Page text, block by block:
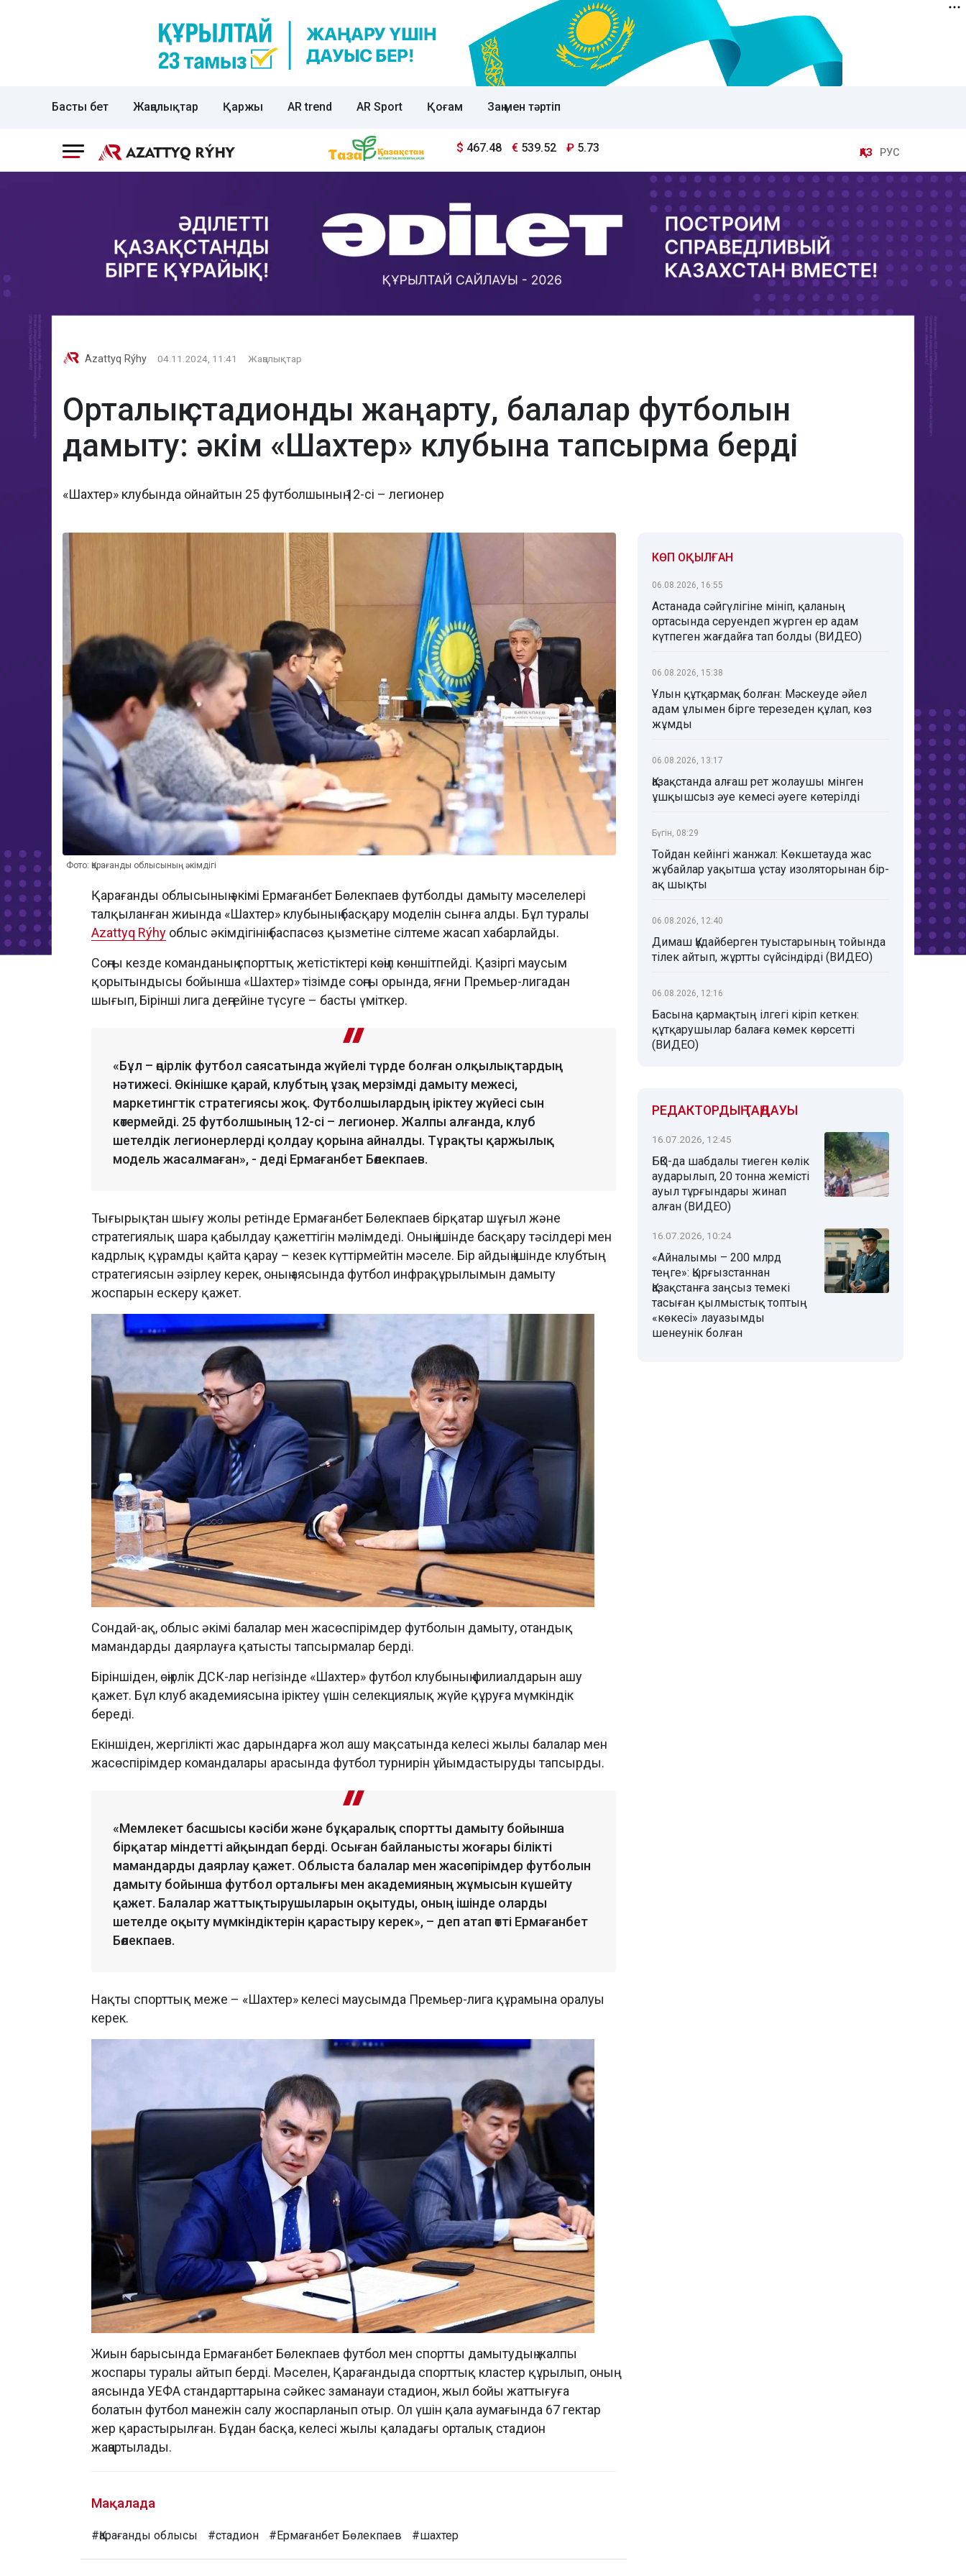
Басты бет Жаңалықтар Қаржы AR trend AR Sport Қоғам Заң мен тәртіп
$ 467.48 € 539.52 ₽ 5.73 ҚАЗ РУС
Azattyq Rýhy 04.11.2024, 11:41 Жаңалықтар
Орталық стадионды жаңарту, балалар футболын
дамыту: әкім «Шахтер» клубына тапсырма берді
«Шахтер» клубында ойнайтын 25 футболшының 12-сі – легионер
Фото: Қарағанды облысының әкімдігі
Қарағанды облысының әкімі Ермағанбет Бөлекпаев футболды дамыту мәселелері
талқыланған жиында «Шахтер» клубының басқару моделін сынға алды. Бұл туралы
Azattyq Rýhy облыс әкімдігінің баспасөз қызметіне сілтеме жасап хабарлайды.
Соңғы кезде команданың спорттық жетістіктері көңіл көншітпейді. Қазіргі маусым
қорытындысы бойынша «Шахтер» тізімде соңғы орында, яғни Премьер-лигадан
шығып, Бірінші лига деңгейіне түсуге – басты үміткер.
«Бұл – өңірлік футбол саясатында жүйелі түрде болған олқылықтардың
нәтижесі. Өкінішке қарай, клубтың ұзақ мерзімді дамыту межесі,
маркетингтік стратегиясы жоқ. Футболшылардың іріктеу жүйесі сын
көтермейді. 25 футболшының 12-сі – легионер. Жалпы алғанда, клуб
шетелдік легионерлерді қолдау қорына айналды. Тұрақты қаржылық
модель жасалмаған», - деді Ермағанбет Бөлекпаев.
Тығырықтан шығу жолы ретінде Ермағанбет Бөлекпаев бірқатар шұғыл және
стратегиялық шара қабылдау қажеттігін мәлімдеді. Оның ішінде басқару тәсілдері мен
кадрлық құрамды қайта қарау – кезек күттірмейтін мәселе. Бір айдың ішінде клубтың
стратегиясын әзірлеу керек, оның аясында футбол инфрақұрылымын дамыту
жоспарын ескеру қажет.
Сондай-ақ, облыс әкімі балалар мен жасөспірімдер футболын дамыту, отандық
мамандарды даярлауға қатысты тапсырмалар берді.
Біріншіден, өңірлік ДСК-лар негізінде «Шахтер» футбол клубының филиалдарын ашу
қажет. Бұл клуб академиясына іріктеу үшін селекциялық жүйе құруға мүмкіндік
береді.
Екіншіден, жергілікті жас дарындарға жол ашу мақсатында келесі жылы балалар мен
жасөспірімдер командалары арасында футбол турнирін ұйымдастыруды тапсырды.
«Мемлекет басшысы кәсіби және бұқаралық спортты дамыту бойынша
бірқатар міндетті айқындап берді. Осыған байланысты жоғары білікті
мамандарды даярлау қажет. Облыста балалар мен жасөспірімдер футболын
дамыту бойынша футбол орталығы мен академияның жұмысын күшейту
қажет. Балалар жаттықтырушыларын оқытуды, оның ішінде оларды
шетелде оқыту мүмкіндіктерін қарастыру керек», – деп атап өтті Ермағанбет
Бөлекпаев.
Нақты спорттық меже – «Шахтер» келесі маусымда Премьер-лига құрамына оралуы
керек.
Жиын барысында Ермағанбет Бөлекпаев футбол мен спортты дамытудың жалпы
жоспары туралы айтып берді. Мәселен, Қарағандыда спорттық кластер құрылып, оның
аясында УЕФА стандарттарына сәйкес заманауи стадион, жыл бойы жаттығуға
болатын футбол манежін салу жоспарланып отыр. Ол үшін қала аумағында 67 гектар
жер қарастырылған. Бұдан басқа, келесі жылы қаладағы орталық стадион
жаңартылады.
Мақалада
#Қарағанды облысы #стадион #Ермағанбет Бөлекпаев #шахтер
КӨП ОҚЫЛҒАН
06.08.2026, 16:55
Астанада сәйгүлігіне мініп, қаланың
ортасында серуендеп жүрген ер адам
күтпеген жағдайға тап болды (ВИДЕО)
06.08.2026, 15:38
Ұлын құтқармақ болған: Мәскеуде әйел
адам ұлымен бірге терезеден құлап, көз
жұмды
06.08.2026, 13:17
Қазақстанда алғаш рет жолаушы мінген
ұшқышсыз әуе кемесі әуеге көтерілді
Бүгін, 08:29
Тойдан кейінгі жанжал: Көкшетауда жас
жұбайлар уақытша ұстау изоляторынан бір-
ақ шықты
06.08.2026, 12:40
Димаш Құдайберген туыстарының тойында
тілек айтып, жұртты сүйсіндірді (ВИДЕО)
06.08.2026, 12:16
Басына қармақтың ілгегі кіріп кеткен:
құтқарушылар балаға көмек көрсетті
(ВИДЕО)
РЕДАКТОРДЫҢ ТАҢДАУЫ
16.07.2026, 12:45
БҚО-да шабдалы тиеген көлік
аударылып, 20 тонна жемісті
ауыл тұрғындары жинап
алған (ВИДЕО)
16.07.2026, 10:24
«Айналымы – 200 млрд
теңге»: Қырғызстаннан
Қазақстанға заңсыз темекі
тасыған қылмыстық топтың
«көкесі» лауазымды
шенеунік болған